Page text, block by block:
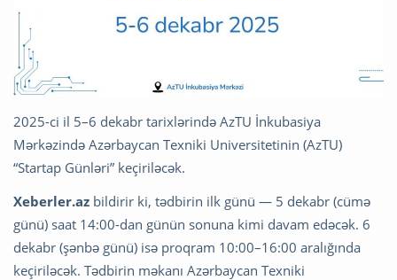
2025-ci il 5–6 dekabr tarixlərində AzTU İnkubasiya
Mərkəzində Azərbaycan Texniki Universitetinin (AzTU)
“Startap Günləri” keçiriləcək.
Xeberler.az bildirir ki, tədbirin ilk günü — 5 dekabr (cümə
günü) saat 14:00-dan günün sonuna kimi davam edəcək. 6
dekabr (şənbə günü) isə proqram 10:00–16:00 aralığında
keçiriləcək. Tədbirin məkanı Azərbaycan Texniki